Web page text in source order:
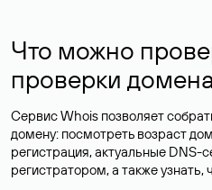
Что можно
проверки
Сервис Whois позволяет
домену: посмотреть возраст
регистрация, актуальные DNS-
регистратором, а также узнать,